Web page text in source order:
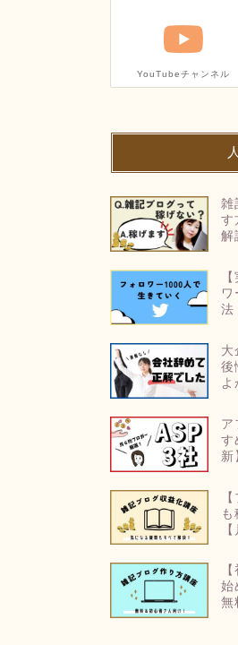
YouTubeチャンネル
雑
す
解
法
大
後
よ
ア
す
新
も
始
無